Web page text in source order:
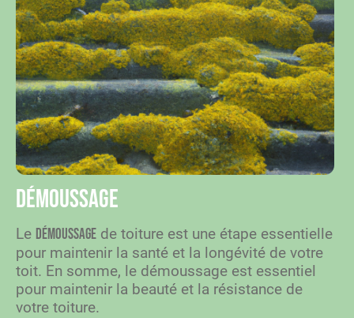
Démoussage
Le démoussage de toiture est une étape essentielle
pour maintenir la santé et la longévité de votre
toit. En somme, le démoussage est essentiel
pour maintenir la beauté et la résistance de
votre toiture.